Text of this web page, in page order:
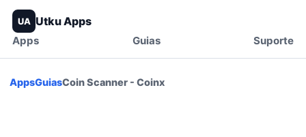
UA Utku Apps
Apps Guias Suporte
AppsGuiasCoin Scanner - Coinx